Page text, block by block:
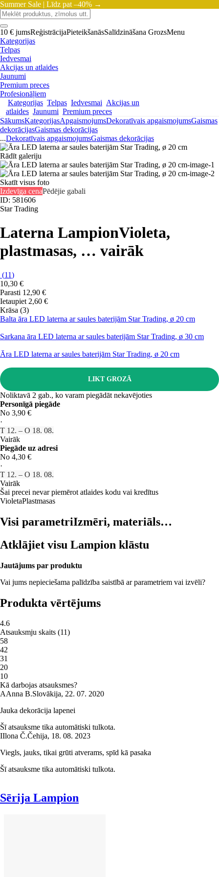
Summer Sale | Līdz pat –40% →
10 € jumsReģistrācijaPieteikšanāsSalīdzināšana GrozsMenu
Kategorijas
Telpas
Iedvesmai
Akcijas un atlaides
Jaunumi
Premium preces
Profesionāļiem
Kategorijas Telpas Iedvesmai Akcijas un
atlaides Jaunumi Premium preces
SākumsKategorijasApgaismojumsDekoratīvais apgaismojumsGaismas
dekorācijasGaismas dekorācijas
...Dekoratīvais apgaismojumsGaismas dekorācijas
Rādīt galeriju
Skatīt visus foto
Izdevīga cenaPēdējie gabali
ID: 581606
Star Trading
Laterna LampionVioleta,
plastmasas, … vairāk
(11)
10,30 €
Parasti 12,90 €
Ietaupiet 2,60 €
Krāsa (3)
Balta āra LED laterna ar saules baterijām Star Trading, ø 20 cm
Sarkana āra LED laterna ar saules baterijām Star Trading, ø 30 cm
Āra LED laterna ar saules baterijām Star Trading, ø 20 cm
LIKT GROZĀ
Noliktavā 2 gab., ko varam piegādāt nekavējoties
Personīgā piegāde
No 3,90 €
·
T 12. – O 18. 08.
Vairāk
Piegāde uz adresi
No 4,30 €
·
T 12. – O 18. 08.
Vairāk
Šai precei nevar piemērot atlaides kodu vai kredītus
VioletaPlastmasas
Visi parametriIzmēri, materiāls…
Atklājiet visu Lampion klāstu
Jautājums par produktu
Vai jums nepieciešama palīdzība saistībā ar parametriem vai izvēli?
Produkta vērtējums
4.6
Atsauksmju skaits (11)
58
42
31
20
10
Kā darbojas atsauksmes?
AAnna B.Slovākija, 22. 07. 2020
Jauka dekorācija lapenei
Šī atsauksme tika automātiski tulkota.
IIlona Č.Čehija, 18. 08. 2023
Viegls, jauks, tikai grūti atverams, spīd kā pasaka
Šī atsauksme tika automātiski tulkota.
Sērija Lampion